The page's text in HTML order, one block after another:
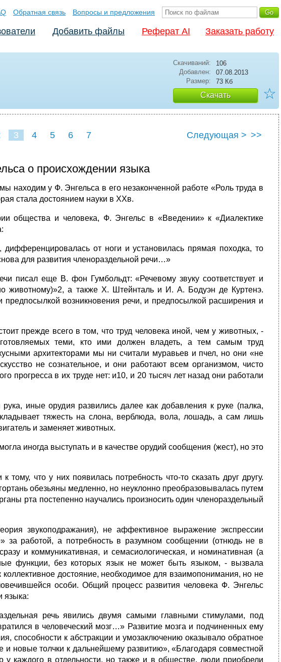
Обратная связь Вопросы и предложения
Добавить файлы Реферат AI Заказать работу
Скачиваний:
106
Добавлен:
07.08.2013
Размер:
73 Кб
Скачать ☆
3 4 5 6 7 Следующая > >>
о происхождении языка
находим у Ф. Энгельса в его незаконченной работе «Роль труда в
стала достоянием науки в XXв.
общества и человека, Ф. Энгельс в «Введении» к «Диалектике
дифференцировалась от ноги и установилась прямая походка, то
для развития членораздельной речи…»
писал еще В. фон Гумбольдт: «Речевому звуку соответствует и
животному)»2, а также Х. Штейнталь и И. А. Бодуэн де Куртенэ.
предпосылкой возникновения речи, и предпосылкой расширения и
прежде всего в том, что труд человека иной, чем у животных, -
теми, кто ими должен владеть, а тем самым труд
архитекторами мы ни считали муравьев и пчел, но они «не
не сознательное, и они работают всем организмом, чисто
прогресса в их труде нет: и10, и 20 тысяч лет назад они работали
иные орудия развились далее как добавления к руке (палка,
тяжесть на слона, верблюда, вола, лошадь, а сам лишь
и заменяет животных.
иногда выступать и в качестве орудий сообщения (жест), но это
что у них появилась потребность что-то сказать друг другу.
обезьяны медленно, но неуклонно преобразовывалась путем
рта постепенно научались произносить один членораздельный
звукоподражания), не аффективное выражение экспрессии
за работой, а потребность в разумном сообщении (отнюдь не в
и коммуникативная, и семасиологическая, и номинативная (а
функции, без которых язык не может быть языком, - вызвала
коллективное достояние, необходимое для взаимопонимания, но не
особи. Общий процесс развития человека Ф. Энгельс
языка:
речь явились двумя самыми главными стимулами, под
в человеческий мозг…» Развитие мозга и подчиненных ему
способности к абстракции и умозаключению оказывало обратное
новые толчки к дальнейшему развитию», «Благодаря совместной
у каждого в отдельности, но также и в обществе, люди приобрели